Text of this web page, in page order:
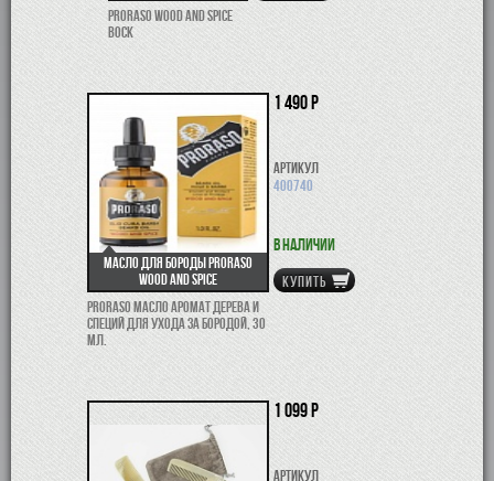
Proraso Wood and Spice
воск
Масло для бороды Proraso
Wood and Spice
Proraso масло аромат Дерева и
Специй для ухода за бородой, 30
мл.
1 490 р
Артикул
400740
В наличии
КУПИТЬ
1 099 р
Артикул